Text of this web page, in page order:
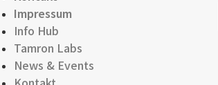
Impressum
Info Hub
Tamron Labs
News & Events